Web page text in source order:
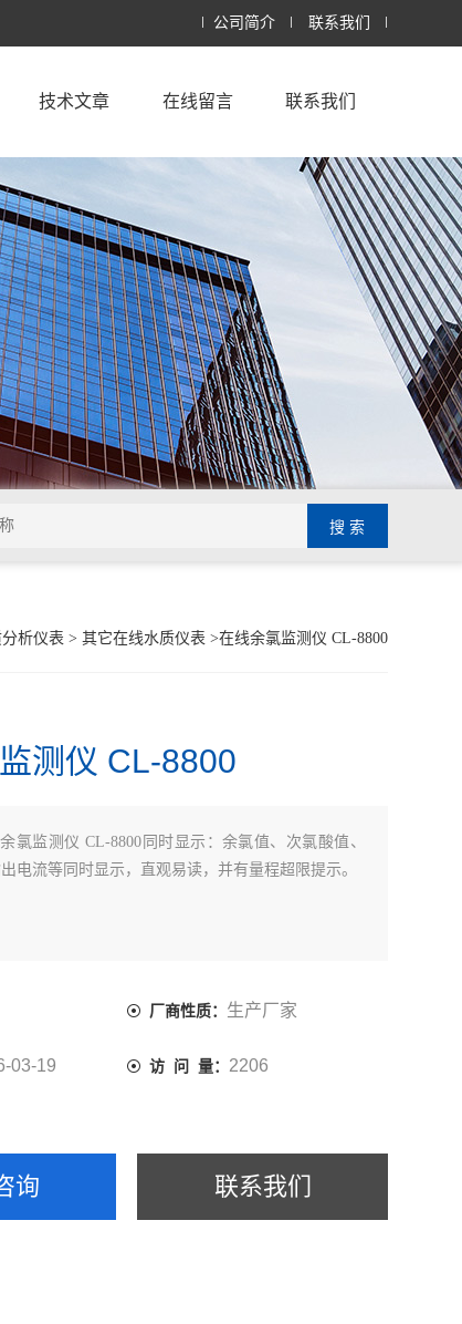
公司简介 联系我们
技术文章 在线留言 联系我们
析仪表 > 其它在线水质仪表 >在线余氯监测仪 CL-8800
测仪 CL-8800
氯监测仪 CL-8800同时显示：余氯值、次氯酸值、
电流等同时显示，直观易读，并有量程超限提示。
厂商性质： 生产厂家
03-19 访 问 量： 2206
询 联系我们